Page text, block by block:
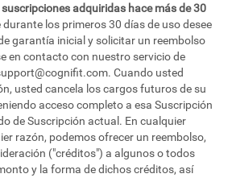
adquiridas hace más de 30
durante los primeros 30 días de uso desee
garantía inicial y solicitar un reembolso
en contacto con nuestro servicio de
. Cuando usted
usted cancela los cargos futuros de su
acceso completo a esa Suscripción
de Suscripción actual. En cualquier
razón, podemos ofrecer un reembolso,
("créditos") a algunos o todos
y la forma de dichos créditos, así